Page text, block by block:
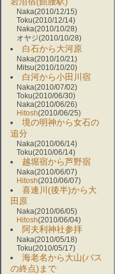
Naka(2010/12/15)
Toku(2010/12/14)
Naka(2010/10/28)
オヤジ(2010/10/28)
白石から大河原
Naka(2010/10/21)
Mitsu(2010/10/20)
白河から小田川宿
Naka(2010/07/02)
Toku(2010/06/30)
Naka(2010/06/26)
Hitosh(2010/06/25)
境の明神から女石の
追分
Naka(2010/06/14)
Toku(2010/06/14)
越堀宿から芦野宿
Naka(2010/06/07)
Hitosh(2010/06/07)
喜連川(後半)から大
田原
Naka(2010/06/05)
Hitosh(2010/06/04)
阿夫利神社参拝
Naka(2010/05/18)
Toku(2010/05/17)
海老名から大山(バス
の終点)まで